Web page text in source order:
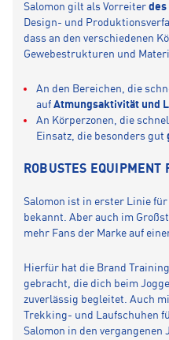
Salomon gilt als Vorreiter des
Design- und
dass an den verschiedenen
Gewebestrukturen und
An den Bereichen, die
auf Atmungsaktivität und
An Körperzonen, die
Einsatz, die besonders gut
ROBUSTES
Salomon ist in erster Linie
bekannt. Aber auch im
mehr Fans der Marke auf
Hierfür hat die Brand
gebracht, die dich beim
zuverlässig begleitet. Auch
Trekking- und Laufschuhen
Salomon in den vergangenen